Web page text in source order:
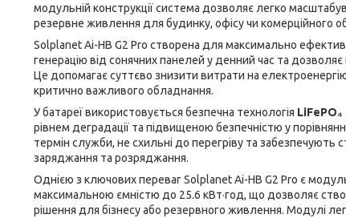
модульній конструкції система дозволяє легко
резервне живлення для будинку, офісу чи комерційного
Solplanet Ai-HB G2 Pro створена для максимально
генерацію від сонячних панелей у денний час та
Це допомагає суттєво знизити витрати на
критично важливого обладнання.
У батареї використовується безпечна технологія
рівнем деградації та підвищеною безпечністю у
термін служби, не схильні до перегріву та забезпечують
заряджання та розряджання.
Однією з ключових переваг Solplanet Ai-HB G2 Pro є
максимальною ємністю до 25.6 кВт·год, що дозволяє
рішення для бізнесу або резервного живлення. Модулі